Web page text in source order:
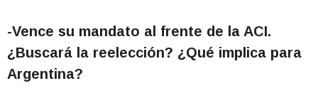
-Vence su mandato al frente de la ACI.
¿Buscará la reelección? ¿Qué implica para
Argentina?